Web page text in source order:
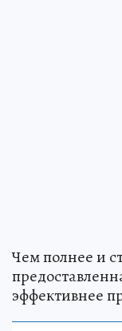
Чем полнее и
эффективнее